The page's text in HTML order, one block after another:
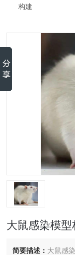
构建
大鼠感染模型
简要描述： 大鼠感